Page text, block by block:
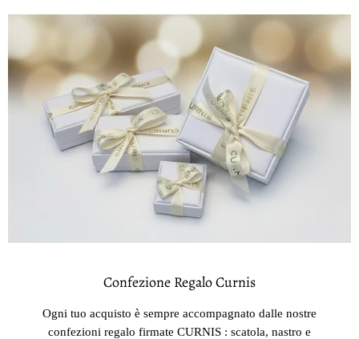
Confezione Regalo Curnis
Ogni tuo acquisto è sempre accompagnato dalle nostre
confezioni regalo firmate CURNIS : scatola, nastro e